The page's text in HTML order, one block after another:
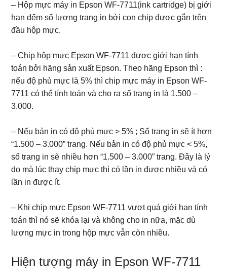
– Hộp mực máy in Epson WF-7711(ink cartridge) bị giới
hạn đếm số lượng trang in bởi con chip được gắn trên
đầu hộp mực.
– Chip hộp mực Epson WF-7711 được giới hạn tính
toán bởi hãng sản xuất Epson. Theo hãng Epson thì :
nếu độ phủ mực là 5% thì chip mực máy in Epson WF-
7711 có thể tính toán và cho ra số trang in là 1.500 –
3.000.
– Nếu bản in có độ phủ mực > 5% ; Số trang in sẽ ít hơn
“1.500 – 3.000” trang. Nếu bản in có độ phủ mực < 5%,
số trang in sẽ nhiều hơn “1.500 – 3.000” trang. Đây là lý
do mà lúc thay chip mực thì có lần in được nhiều và có
lần in được ít.
– Khi chip mực Epson WF-7711 vượt quá giới hạn tính
toán thì nó sẽ khóa lại và không cho in nữa, mặc dù
lượng mực in trong hộp mực vẫn còn nhiều.
Hiện tượng máy in Epson WF-7711